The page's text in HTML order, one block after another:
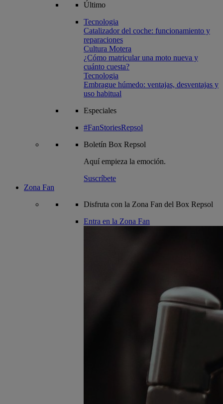
Último
Tecnologia
Catalizador del coche: funcionamiento y
reparaciones
Cultura Motera
¿Cómo matricular una moto nueva y
cuánto cuesta?
Tecnologia
Embrague húmedo: ventajas, desventajas y
uso habitual
Especiales
#FanStoriesRepsol
Boletín Box Repsol
Aquí empieza la emoción.
Suscríbete
Zona Fan
Disfruta con la Zona Fan del Box Repsol
Entra en la Zona Fan